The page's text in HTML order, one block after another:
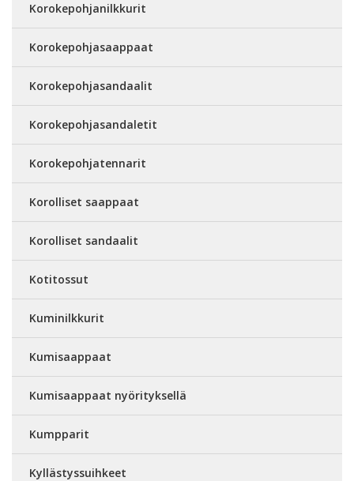
Korokepohjanilkkurit
Korokepohjasaappaat
Korokepohjasandaalit
Korokepohjasandaletit
Korokepohjatennarit
Korolliset saappaat
Korolliset sandaalit
Kotitossut
Kuminilkkurit
Kumisaappaat
Kumisaappaat nyörityksellä
Kumpparit
Kyllästyssuihkeet